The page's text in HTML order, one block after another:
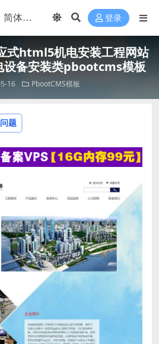
登录
式html5机电安装工程网站
设备安装类pbootcms模板
16 PbootCMS模板
题